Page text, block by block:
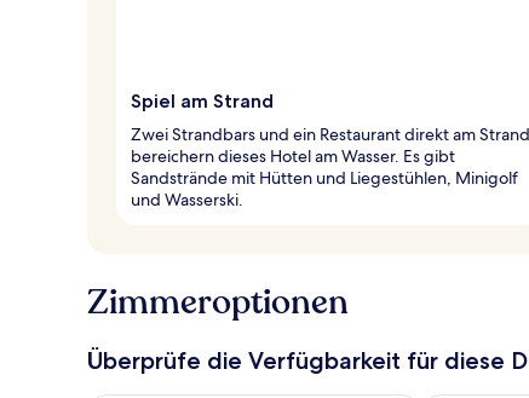
Spiel am Strand
Zwei Strandbars und ein Restaurant direkt am Strand
bereichern dieses Hotel am Wasser. Es gibt
Sandstrände mit Hütten und Liegestühlen, Minigolf
und Wasserski.
Zimmeroptionen
Überprüfe die Verfügbarkeit für diese